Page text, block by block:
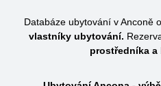
Databáze ubytování v Anconě
vlastníky ubytování.
prostředníka a